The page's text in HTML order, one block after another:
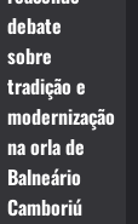
debate
sobre
tradição e
modernização
na orla de
Balneário
Camboriú